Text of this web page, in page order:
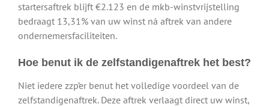
startersaftrek blijft €2.123 en de mkb-winstvrijstelling
bedraagt 13,31% van uw winst ná aftrek van andere
ondernemersfaciliteiten.
Hoe benut ik de zelfstandigenaftrek het best?
Niet iedere zzp’er benut het volledige voordeel van de
zelfstandigenaftrek. Deze aftrek verlaagt direct uw winst,